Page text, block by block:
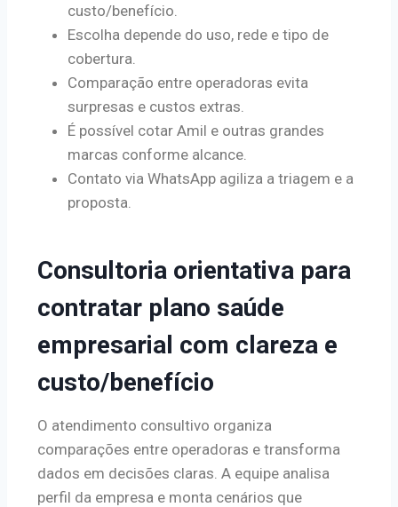
custo/benefício.
Escolha depende do uso, rede e tipo de
cobertura.
Comparação entre operadoras evita
surpresas e custos extras.
É possível cotar Amil e outras grandes
marcas conforme alcance.
Contato via WhatsApp agiliza a triagem e a
proposta.
Consultoria orientativa para
contratar plano saúde
empresarial com clareza e
custo/benefício
O atendimento consultivo organiza
comparações entre operadoras e transforma
dados em decisões claras. A equipe analisa
perfil da empresa e monta cenários que